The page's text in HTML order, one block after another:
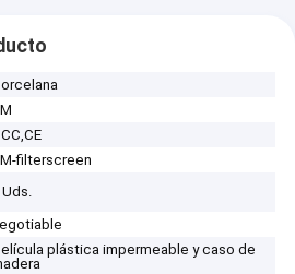
filterscreen
Uds.
plástica impermeable y caso de